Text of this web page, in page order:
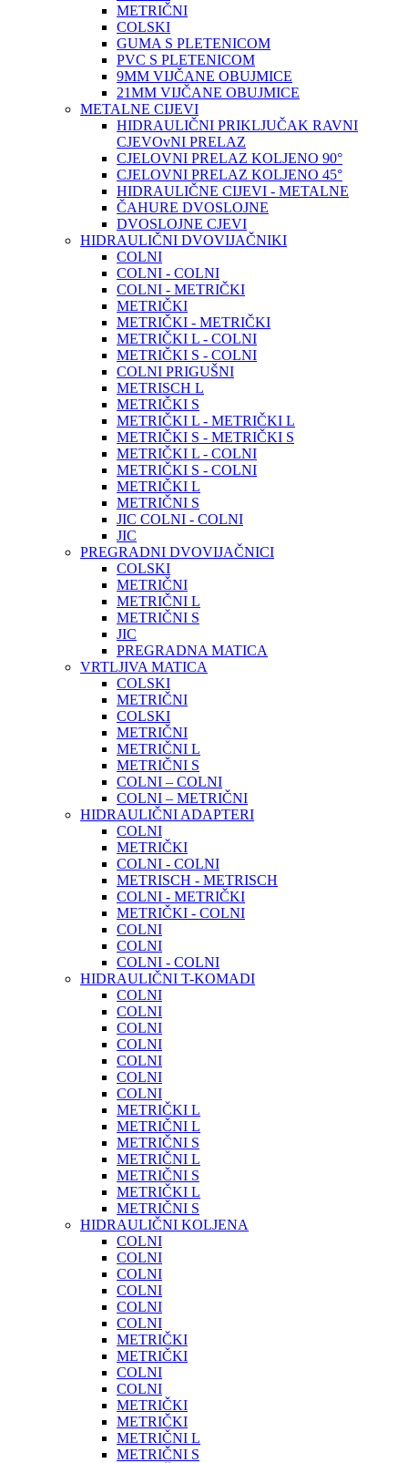
METRIČNI
COLSKI
GUMA S PLETENICOM
PVC S PLETENICOM
9MM VIJČANE OBUJMICE
21MM VIJČANE OBUJMICE
METALNE CIJEVI
HIDRAULIČNI PRIKLJUČAK RAVNI
CJEVOvNI PRELAZ
CJELOVNI PRELAZ KOLJENO 90°
CJELOVNI PRELAZ KOLJENO 45°
HIDRAULIČNE CIJEVI - METALNE
ČAHURE DVOSLOJNE
DVOSLOJNE CJEVI
HIDRAULIČNI DVOVIJAČNIKI
COLNI
COLNI - COLNI
COLNI - METRIČKI
METRIČKI
METRIČKI - METRIČKI
METRIČKI L - COLNI
METRIČKI S - COLNI
COLNI PRIGUŠNI
METRISCH L
METRIČKI S
METRIČKI L - METRIČKI L
METRIČKI S - METRIČKI S
METRIČKI L - COLNI
METRIČKI S - COLNI
METRIČKI L
METRIČNI S
JIC COLNI - COLNI
JIC
PREGRADNI DVOVIJAČNICI
COLSKI
METRIČNI
METRIČNI L
METRIČNI S
JIC
PREGRADNA MATICA
VRTLJIVA MATICA
COLSKI
METRIČNI
COLSKI
METRIČNI
METRIČNI L
METRIČNI S
COLNI – COLNI
COLNI – METRIČNI
HIDRAULIČNI ADAPTERI
COLNI
METRIČKI
COLNI - COLNI
METRISCH - METRISCH
COLNI - METRIČKI
METRIČKI - COLNI
COLNI
COLNI
COLNI - COLNI
HIDRAULIČNI T-KOMADI
COLNI
COLNI
COLNI
COLNI
COLNI
COLNI
COLNI
METRIČKI L
METRIČNI L
METRIČNI S
METRIČNI L
METRIČNI S
METRIČKI L
METRIČNI S
HIDRAULIČNI KOLJENA
COLNI
COLNI
COLNI
COLNI
COLNI
COLNI
METRIČKI
METRIČKI
COLNI
COLNI
METRIČKI
METRIČKI
METRIČNI L
METRIČNI S